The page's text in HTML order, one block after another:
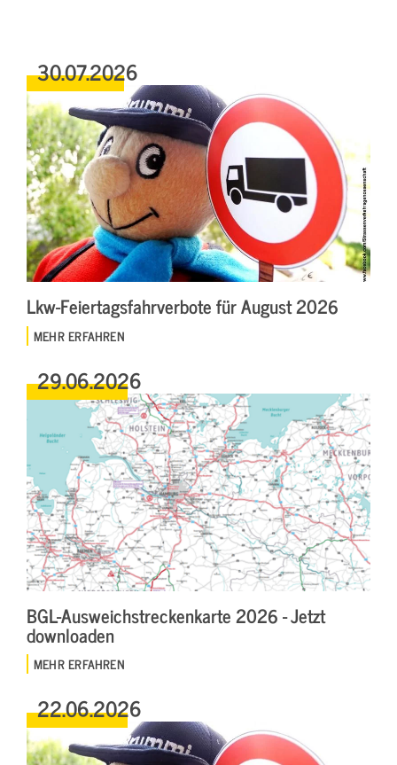
30.07.2026
Lkw-Feiertagsfahrverbote für August 2026
MEHR ERFAHREN
29.06.2026
BGL-Ausweichstreckenkarte 2026 - Jetzt
downloaden
MEHR ERFAHREN
22.06.2026